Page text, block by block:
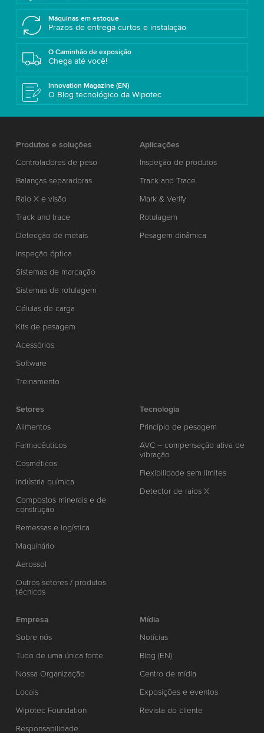
Máquinas em estoque
Prazos de entrega curtos e instalação
O Caminhão de exposição
Chega até você!
Innovation Magazine (EN)
O Blog tecnológico da Wipotec
Produtos e soluções
Controladores de peso
Balanças separadoras
Raio X e visão
Track and trace
Detecção de metais
Inspeção óptica
Sistemas de marcação
Sistemas de rotulagem
Células de carga
Kits de pesagem
Acessórios
Software
Treinamento
Aplicações
Inspeção de produtos
Track and Trace
Mark & Verify
Rotulagem
Pesagem dinâmica
Setores
Alimentos
Farmacêuticos
Cosméticos
Indústria química
Compostos minerais e de
construção
Remessas e logística
Maquinário
Aerossol
Outros setores / produtos
técnicos
Tecnologia
Princípio de pesagem
AVC – compensação ativa de
vibração
Flexibilidade sem limites
Detector de raios X
Empresa
Sobre nós
Tudo de uma única fonte
Nossa Organização
Locais
Wipotec Foundation
Responsabilidade
Mídia
Notícias
Blog (EN)
Centro de mídia
Exposições e eventos
Revista do cliente